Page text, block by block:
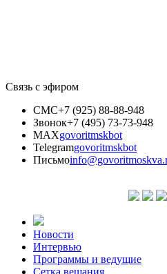
Связь с эфиром
СМС+7 (925) 88-88-948
Звонок+7 (495) 73-73-948
MAXgovoritmskbot
Telegramgovoritmskbot
Письмо
Новости
Интервью
Программы и ведущие
Сетка вещания